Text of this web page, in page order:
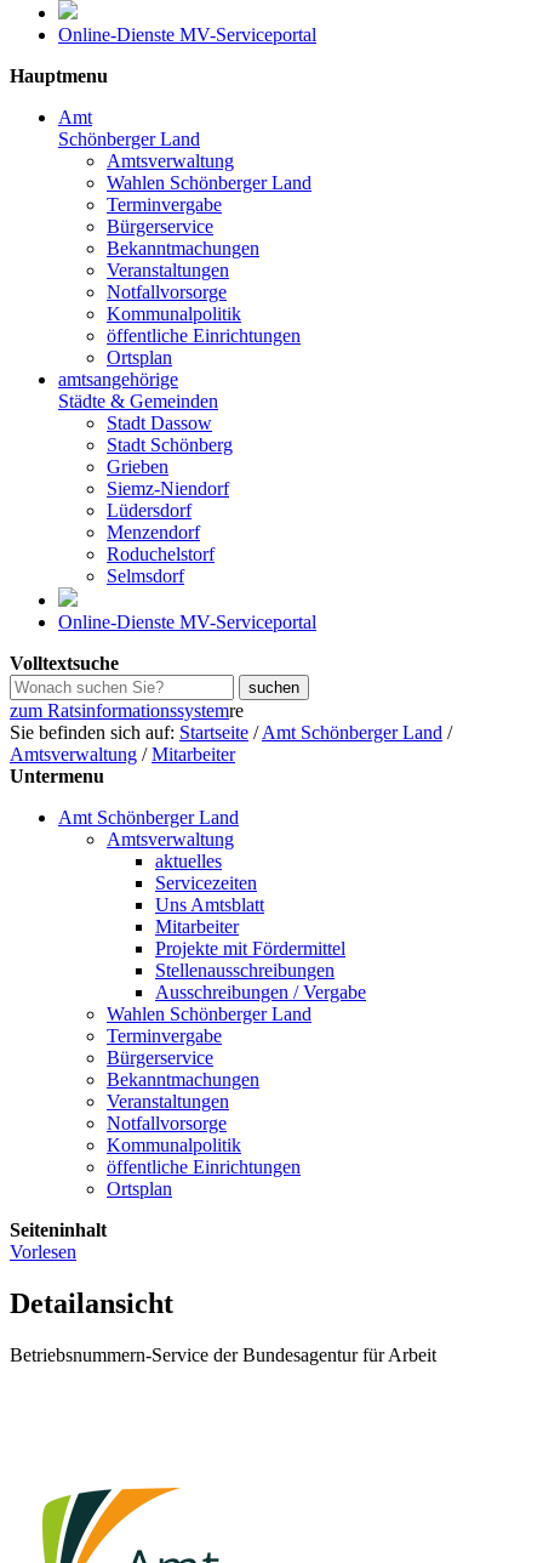
Online-Dienste MV-Serviceportal
Hauptmenu
Amt
Schönberger Land
Amtsverwaltung
Wahlen Schönberger Land
Terminvergabe
Bürgerservice
Bekanntmachungen
Veranstaltungen
Notfallvorsorge
Kommunalpolitik
öffentliche Einrichtungen
Ortsplan
amtsangehörige
Städte & Gemeinden
Stadt Dassow
Stadt Schönberg
Grieben
Siemz-Niendorf
Lüdersdorf
Menzendorf
Roduchelstorf
Selmsdorf
Online-Dienste MV-Serviceportal
Volltextsuche
zum Ratsinformationssystemre
Sie befinden sich auf: Startseite /Amt Schönberger Land /
Amtsverwaltung /Mitarbeiter
Untermenu
Amt Schönberger Land
Amtsverwaltung
aktuelles
Servicezeiten
Uns Amtsblatt
Mitarbeiter
Projekte mit Fördermittel
Stellenausschreibungen
Ausschreibungen / Vergabe
Wahlen Schönberger Land
Terminvergabe
Bürgerservice
Bekanntmachungen
Veranstaltungen
Notfallvorsorge
Kommunalpolitik
öffentliche Einrichtungen
Ortsplan
Seiteninhalt
Vorlesen
Detailansicht
Betriebsnummern-Service der Bundesagentur für Arbeit